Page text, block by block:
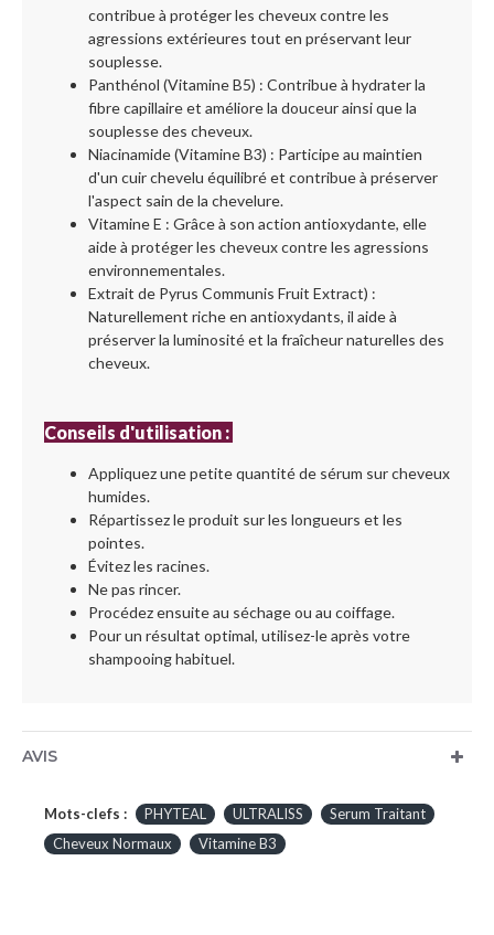
contribue à protéger les cheveux contre les
agressions extérieures tout en préservant leur
souplesse.
Panthénol (Vitamine B5) : Contribue à hydrater la
fibre capillaire et améliore la douceur ainsi que la
souplesse des cheveux.
Niacinamide (Vitamine B3) : Participe au maintien
d'un cuir chevelu équilibré et contribue à préserver
l'aspect sain de la chevelure.
Vitamine E : Grâce à son action antioxydante, elle
aide à protéger les cheveux contre les agressions
environnementales.
Extrait de Pyrus Communis Fruit Extract) :
Naturellement riche en antioxydants, il aide à
préserver la luminosité et la fraîcheur naturelles des
cheveux.
Conseils d'utilisation :
Appliquez une petite quantité de sérum sur cheveux
humides.
Répartissez le produit sur les longueurs et les
pointes.
Évitez les racines.
Ne pas rincer.
Procédez ensuite au séchage ou au coiffage.
Pour un résultat optimal, utilisez-le après votre
shampooing habituel.
AVIS
Mots-clefs : PHYTEAL ULTRALISS
Serum Traitant
Cheveux Normaux
Vitamine B3